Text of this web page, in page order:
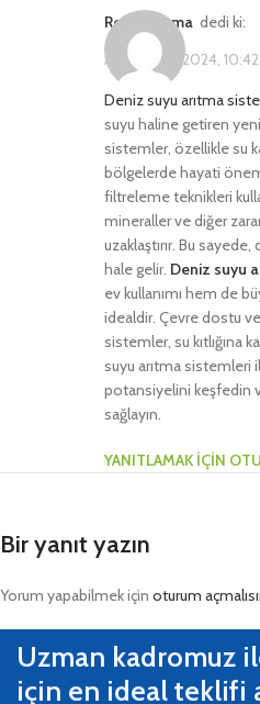
Ro Su Arıtma dedi ki:
Ağustos 14, 2024,
Deniz suyu arıtma
suyu haline getiren
sistemler, özellikle su
bölgelerde hayati
filtreleme teknikleri
mineraller ve diğer
uzaklaştırır. Bu
hale gelir. Deniz suyu
ev kullanımı hem de
idealdir. Çevre dostu
sistemler, su kıtlığına
suyu arıtma sistemleri
potansiyelini keşfedin
sağlayın.
YANITLAMAK IÇIN
Bir yanıt yazın
Yorum yapabilmek için oturum
Uzman kadromuz
için en ideal teklifi